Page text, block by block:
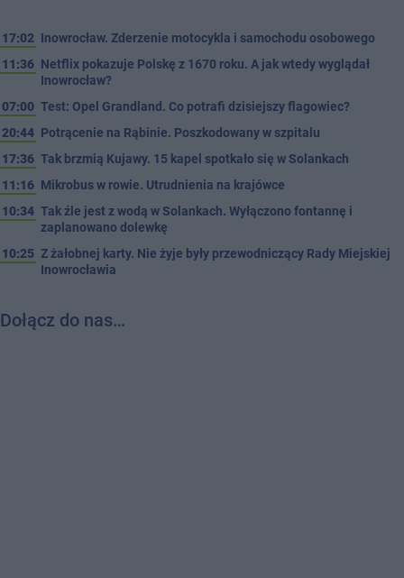
17:02 Inowrocław. Zderzenie motocykla i samochodu osobowego
11:36 Netflix pokazuje Polskę z 1670 roku. A jak wtedy wyglądał
Inowrocław?
07:00 Test: Opel Grandland. Co potrafi dzisiejszy flagowiec?
20:44 Potrącenie na Rąbinie. Poszkodowany w szpitalu
17:36 Tak brzmią Kujawy. 15 kapel spotkało się w Solankach
11:16 Mikrobus w rowie. Utrudnienia na krajówce
10:34 Tak źle jest z wodą w Solankach. Wyłączono fontannę i
zaplanowano dolewkę
10:25 Z żałobnej karty. Nie żyje były przewodniczący Rady Miejskiej
Inowrocławia
Dołącz do nas…